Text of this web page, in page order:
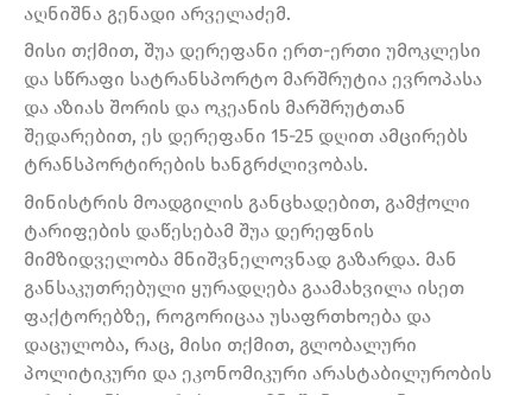
აღნიშნა გენადი არველაძემ.
მისი თქმით, შუა დერეფანი ერთ-ერთი უმოკლესი
და სწრაფი სატრანსპორტო მარშრუტია ევროპასა
და აზიას შორის და ოკეანის მარშრუტთან
შედარებით, ეს დერეფანი 15-25 დღით ამცირებს
ტრანსპორტირების ხანგრძლივობას.
მინისტრის მოადგილის განცხადებით, გამჭოლი
ტარიფების დაწესებამ შუა დერეფნის
მიმზიდველობა მნიშვნელოვნად გაზარდა. მან
განსაკუთრებული ყურადღება გაამახვილა ისეთ
ფაქტორებზე, როგორიცაა უსაფრთხოება და
დაცულობა, რაც, მისი თქმით, გლობალური
პოლიტიკური და ეკონომიკური არასტაბილურობის